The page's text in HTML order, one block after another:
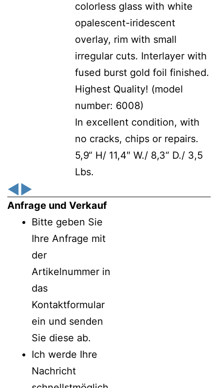
colorless glass with white
opalescent-iridescent
overlay, rim with small
irregular cuts. Interlayer with
fused burst gold foil finished.
Highest Quality! (model
number: 6008)
In excellent condition, with
no cracks, chips or repairs.
5,9“ H/ 11,4″ W./ 8,3“ D./ 3,5
Lbs.
◀▶
Anfrage und Verkauf
Bitte geben Sie
Ihre Anfrage mit
der
Artikelnummer in
das
Kontaktformular
ein und senden
Sie diese ab.
Ich werde Ihre
Nachricht